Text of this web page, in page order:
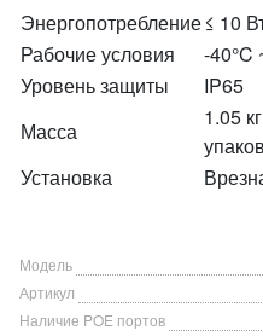
Энергопотребление≤ 10
Рабочие условия
-40°C
Уровень защиты
IP65
Масса
1.05
Установка
Модель
Артикул
Наличие POE портов